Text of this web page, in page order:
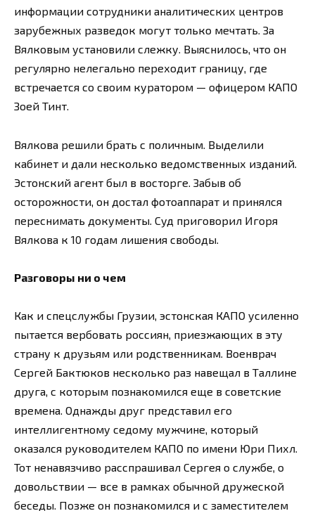
информации сотрудники аналитических центров
зарубежных разведок могут только мечтать. За
Вялковым установили слежку. Выяснилось, что он
регулярно нелегально переходит границу, где
встречается со своим куратором — офицером КАПО
Зоей Тинт.
Вялкова решили брать с поличным. Выделили
кабинет и дали несколько ведомственных изданий.
Эстонский агент был в восторге. Забыв об
осторожности, он достал фотоаппарат и принялся
переснимать документы. Суд приговорил Игоря
Вялкова к 10 годам лишения свободы.
Разговоры ни о чем
Как и спецслужбы Грузии, эстонская КАПО усиленно
пытается вербовать россиян, приезжающих в эту
страну к друзьям или родственникам. Военврач
Сергей Бактюков несколько раз навещал в Таллине
друга, с которым познакомился еще в советские
времена. Однажды друг представил его
интеллигентному седому мужчине, который
оказался руководителем КАПО по имени Юри Пихл.
Тот ненавязчиво расспрашивал Сергея о службе, о
довольствии — все в рамках обычной дружеской
беседы. Позже он познакомился и с заместителем